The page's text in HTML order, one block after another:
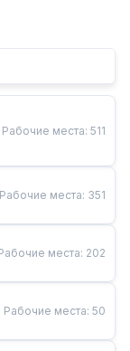
Рабочие места: 511
Рабочие места: 351
места: 202
Рабочие места: 50